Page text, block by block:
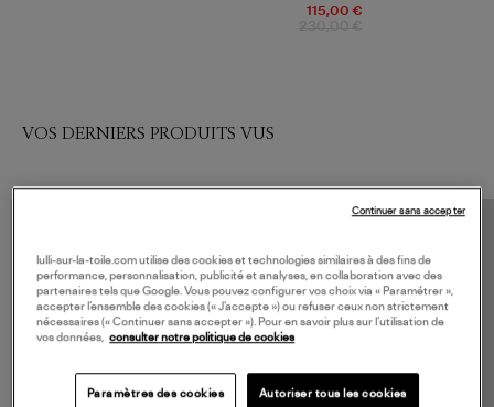
115,00 €
VOS DERNIERS PRODUITS VUS
lulli-sur-la-toile.com utilise des cookies et technologies similaires à des fins de
performance, personnalisation, publicité et analyses, en collaboration avec des
partenaires tels que Google. Vous pouvez configurer vos choix via « Paramétrer »,
accepter l’ensemble des cookies (« J’accepte ») ou refuser ceux non strictement
nécessaires (« Continuer sans accepter »). Pour en savoir plus sur l’utilisation de
vos données, consulter notre politique de cookies
Paramètres des cookies Autoriser tous les cookies
Continuer sans accepter